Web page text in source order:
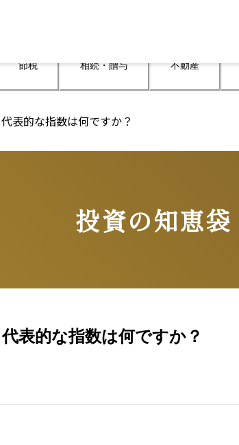
節税 相続・贈与 不動産
表的な指数は何ですか？
投資の知恵袋
表的な指数は何ですか？